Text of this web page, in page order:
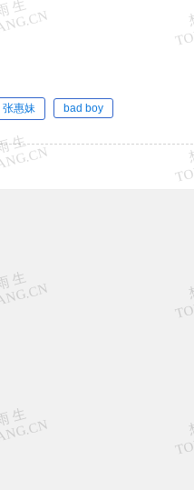
张惠妹 bad boy